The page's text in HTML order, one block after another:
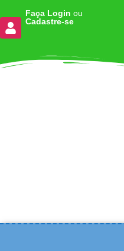
Faça Login ou
Cadastre-se